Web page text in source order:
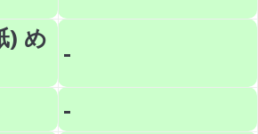
) め -
-